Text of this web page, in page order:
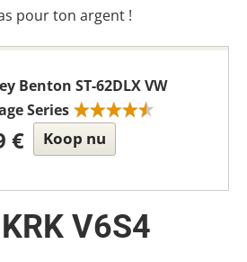
pour ton argent !
Benton ST-62DLX VW
Series
€ Koop nu
V6S4